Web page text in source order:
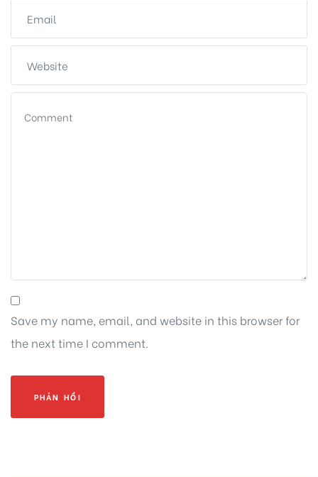
Save my name, email, and website in this browser for
the next time I comment.